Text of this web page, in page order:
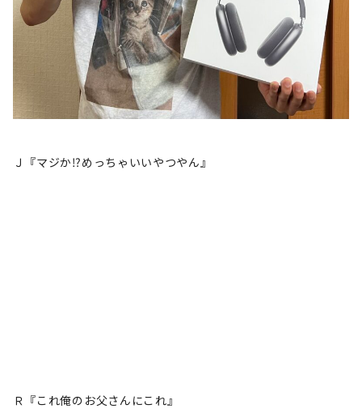
Ｊ『マジか⁉️めっちゃいいやつやん』
Ｒ『これ俺のお父さんにこれ』